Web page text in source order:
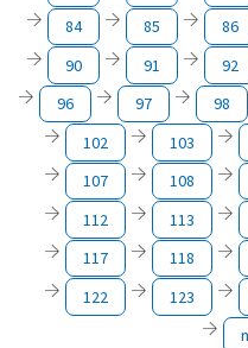
84
85 86
90
91 92
96
97 98
102
103
107
108
112
113
117
118
122
123